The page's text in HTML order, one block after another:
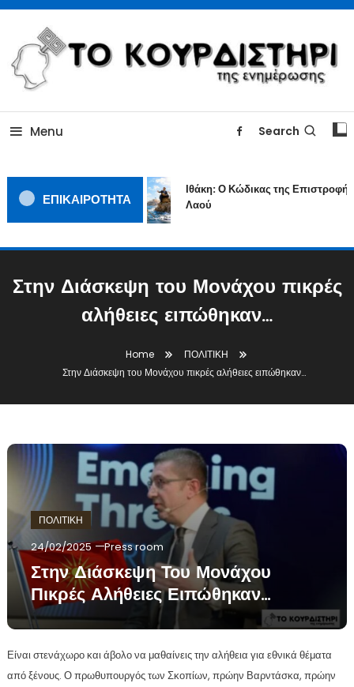
Skip
Content
TOKOURDISTIRI.GR
Menu Search
ΕΠΙΚΑΙΡΟΤΗΤΑ
Ιθάκη: Ο Κώδικας της Επιστροφής
Λαού
Στην Διάσκεψη του Μονάχου πικρές
αλήθειες ειπώθηκαν…
Home
ΠΟΛΙΤΙΚΗ
Στην Διάσκεψη του Μονάχου πικρές αλήθειες ειπώθηκαν…
ΠΟΛΙΤΙΚΗ
24/02/2025 Press room
Στην Διάσκεψη Του Μονάχου
Πικρές Αλήθειες Ειπώθηκαν…
Είναι στενάχωρο και άβολο να μαθαίνεις την αλήθεια για εθνικά θέματα
από ξένους. Ο πρωθυπουργός των Σκοπίων, πρώην Βαρντάσκα, πρώην